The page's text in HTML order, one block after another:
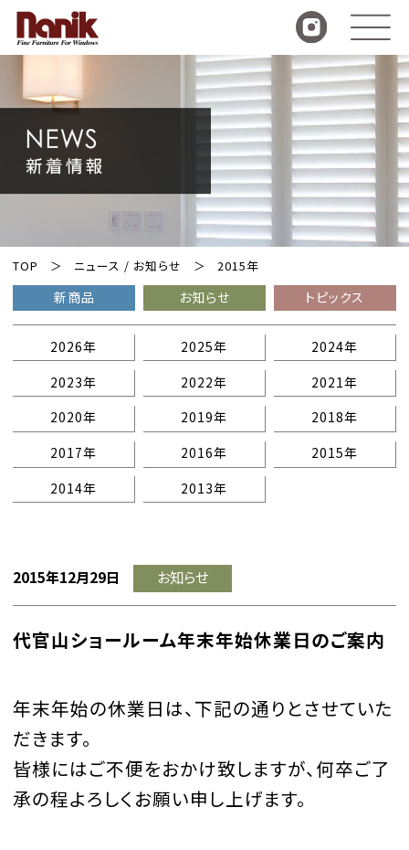
TOP ニュース / お知らせ 2015年
新商品 お知らせ トピックス
2026年 2025年
2024年
2023年
2022年
2021年
2020年
2019年
2018年
2017年
2016年
2015年
2014年
2013年
2015年12月29日 お知らせ
代官山ショールーム年末年始休業日のご案内
年末年始の休業日は、下記の通りとさせていた
だきます。
皆様にはご不便をおかけ致しますが、何卒ご了
承の程よろしくお願い申し上げます。